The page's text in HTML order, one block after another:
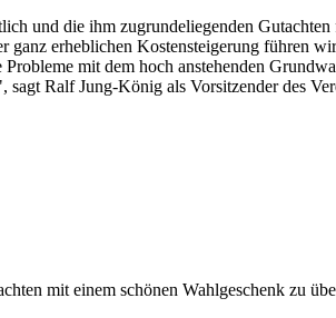
und die ihm zugrundeliegenden
erheblichen Kostensteigerung führen
mit dem hoch anstehenden
Ralf Jung-König als Vorsitzender des
mit einem schönen Wahlgeschenk zu